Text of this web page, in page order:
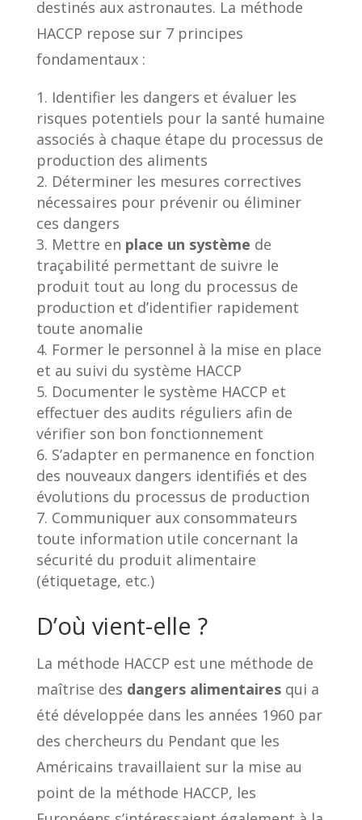
destinés aux astronautes. La méthode
HACCP repose sur 7 principes
fondamentaux :
Identifier les dangers et évaluer les
risques potentiels pour la santé humaine
associés à chaque étape du processus de
production des aliments
Déterminer les mesures correctives
nécessaires pour prévenir ou éliminer
ces dangers
Mettre en place un système de
traçabilité permettant de suivre le
produit tout au long du processus de
production et d’identifier rapidement
toute anomalie
Former le personnel à la mise en place
et au suivi du système HACCP
Documenter le système HACCP et
effectuer des audits réguliers afin de
vérifier son bon fonctionnement
S’adapter en permanence en fonction
des nouveaux dangers identifiés et des
évolutions du processus de production
Communiquer aux consommateurs
toute information utile concernant la
sécurité du produit alimentaire
(étiquetage, etc.)
D’où vient-elle ?
La méthode HACCP est une méthode de
maîtrise des dangers alimentairesqui a
été développée dans les années 1960 par
des chercheurs du Pendant que les
Américains travaillaient sur la mise au
point de la méthode HACCP, les